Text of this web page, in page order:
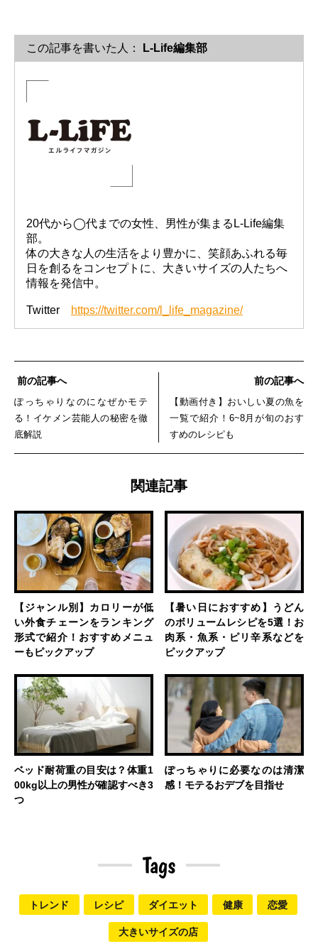
この記事を書いた人： L-Life編集部
20代から◯代までの女性、男性が集まるL-Life編集
部。
体の大きな人の生活をより豊かに、笑顔あふれる毎
日を創るをコンセプトに、大きいサイズの人たちへ
情報を発信中。
Twitter https://twitter.com/l_life_magazine/
前の記事へ
ぽっちゃりなのになぜかモテ
る！イケメン芸能人の秘密を徹
底解説
前の記事へ
【動画付き】おいしい夏の魚を
一覧で紹介！6~8月が旬のおす
すめのレシピも
関連記事
【ジャンル別】カロリーが低
い外食チェーンをランキング
形式で紹介！おすすめメニュ
ーもピックアップ
【暑い日におすすめ】うどん
のボリュームレシピを5選！お
肉系・魚系・ピリ辛系などを
ピックアップ
ベッド耐荷重の目安は？体重1
00kg以上の男性が確認すべき3
つ
ぽっちゃりに必要なのは清潔
感！モテるおデブを目指せ
Tags
トレンド レシピ ダイエット 健康 恋愛
大きいサイズの店